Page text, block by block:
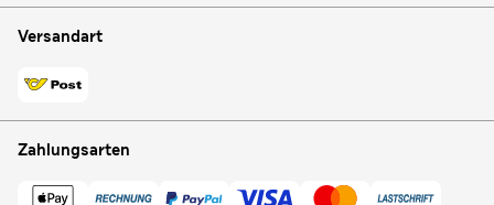
Versandart
Zahlungsarten